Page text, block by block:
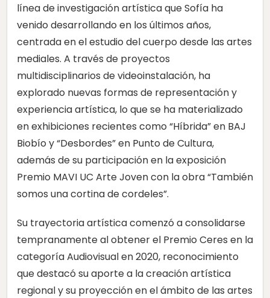
línea de investigación artística que Sofía ha
venido desarrollando en los últimos años,
centrada en el estudio del cuerpo desde las artes
mediales. A través de proyectos
multidisciplinarios de videoinstalación, ha
explorado nuevas formas de representación y
experiencia artística, lo que se ha materializado
en exhibiciones recientes como “Híbrida” en BAJ
Biobío y “Desbordes” en Punto de Cultura,
además de su participación en la exposición
Premio MAVI UC Arte Joven con la obra “También
somos una cortina de cordeles”.
Su trayectoria artística comenzó a consolidarse
tempranamente al obtener el Premio Ceres en la
categoría Audiovisual en 2020, reconocimiento
que destacó su aporte a la creación artística
regional y su proyección en el ámbito de las artes